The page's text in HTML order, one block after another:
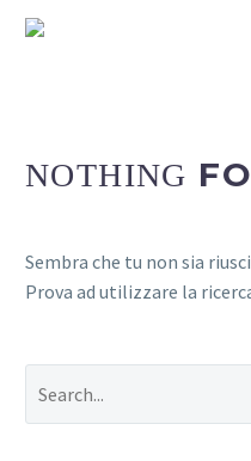
NOTHING
Sembra che tu non sia
Prova ad utilizzare la